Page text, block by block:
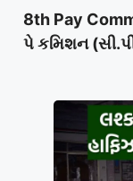
8th Pay
પે કમિશન